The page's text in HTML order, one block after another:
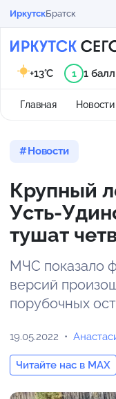
ИркутскБратск
Главная Новости
+13°C 1 1 балл
Новости
Крупный
Усть-
тушат
МЧС показало
версий
порубочных
19.05.2022
Читайте нас в MAX